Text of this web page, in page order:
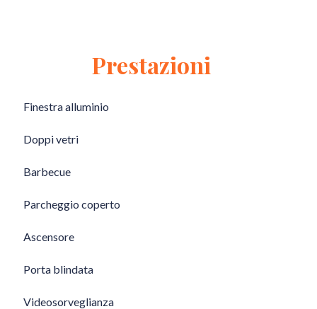
Prestazioni
Finestra alluminio
Doppi vetri
Barbecue
Parcheggio coperto
Ascensore
Porta blindata
Videosorveglianza